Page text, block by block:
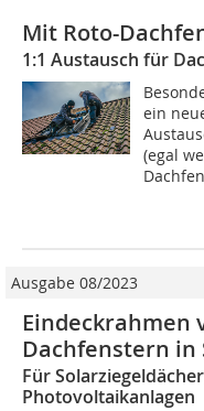
Mit Roto-
1:1 Austausch für
ein
(egal
Ausgabe 08/2023
Eindeckrahmen
Dachfenstern in
Für
Photovoltaikanlagen